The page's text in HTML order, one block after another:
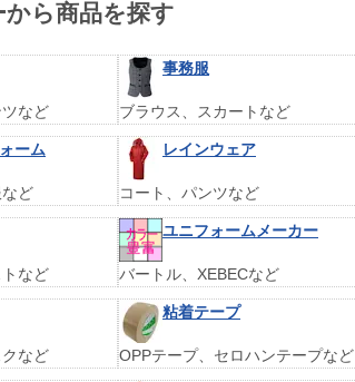
ら商品を探す
など
事務服
ブラウス、スカートなど
ーム
ど
レインウェア
コート、パンツなど
など
ユニフォームメーカー
バートル、XEBECなど
など
粘着テープ
OPPテープ、セロハンテープなど